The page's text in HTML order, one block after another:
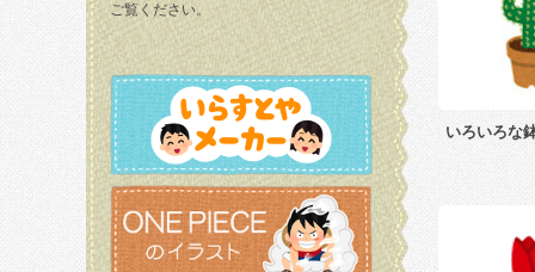
ご覧ください。
いろいろな